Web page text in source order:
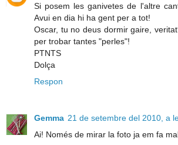
Si posem les ganivetes de l'altre
Avui en dia hi ha gent per a tot!
Oscar, tu no deus dormir gaire,
per trobar tantes "perles"!
PTNTS
Dolça
Respon
Gemma 21 de setembre del 2010, a
Ai! Només de mirar la foto ja em fa